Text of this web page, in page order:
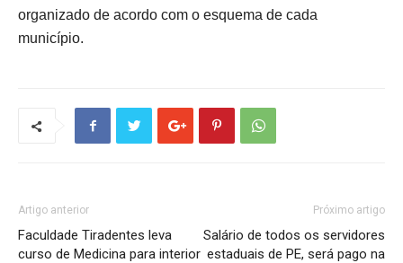
organizado de acordo com o esquema de cada
município.
Artigo anterior
Faculdade Tiradentes leva
curso de Medicina para interior
Próximo artigo
Salário de todos os servidores
estaduais de PE, será pago na